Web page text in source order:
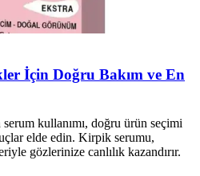
İçin Doğru Bakım ve En
kullanımı, doğru ürün seçimi
elde edin. Kirpik serumu,
gözlerinize canlılık kazandırır.